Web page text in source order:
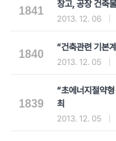
1841
창고, 공장 건축
2013. 12. 06
1840
“건축관련 기본
2013. 12. 05
1839
“초에너지절약
최
2013. 12. 05